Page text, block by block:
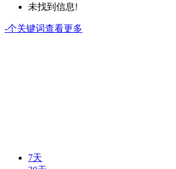
未找到信息!
-个关键词查看更多
7天